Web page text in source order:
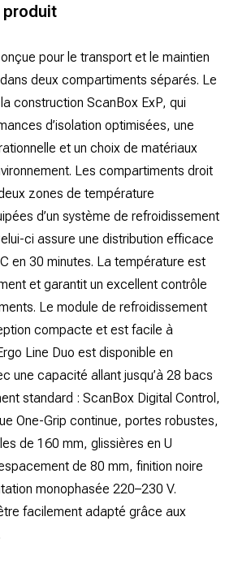
produit
pour le transport et le maintien
deux compartiments séparés. Le
construction ScanBox ExP, qui
d’isolation optimisées, une
et un choix de matériaux
Les compartiments droit
zones de température
d’un système de refroidissement
ci assure une distribution efficace
en 30 minutes. La température est
et garantit un excellent contrôle
Le module de refroidissement
compacte et est facile à
Line Duo est disponible en
une capacité allant jusqu’à 28 bacs
standard : ScanBox Digital Control,
One-Grip continue, portes robustes,
de 160 mm, glissières en U
de 80 mm, finition noire
monophasée 220–230 V.
facilement adapté grâce aux